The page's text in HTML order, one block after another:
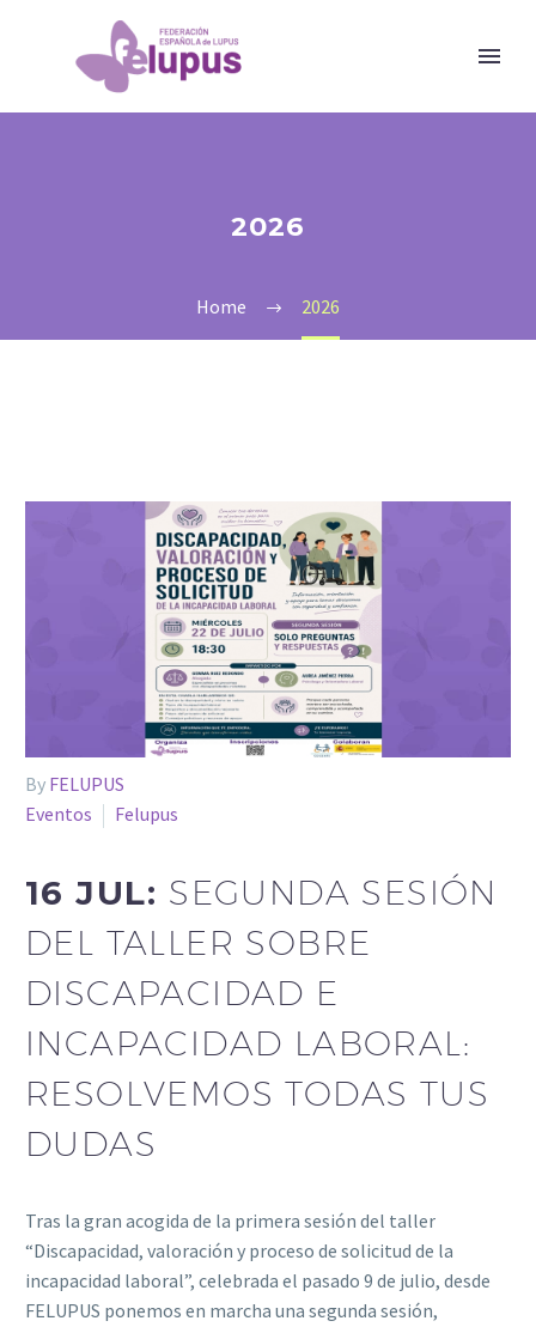
2026
Home 2026
By FELUPUS
Eventos
Felupus
16 JUL: SEGUNDA SESIÓN
DEL TALLER SOBRE
DISCAPACIDAD E
INCAPACIDAD LABORAL:
RESOLVEMOS TODAS TUS
DUDAS
Tras la gran acogida de la primera sesión del taller
“Discapacidad, valoración y proceso de solicitud de la
incapacidad laboral”, celebrada el pasado 9 de julio, desde
FELUPUS ponemos en marcha una segunda sesión,